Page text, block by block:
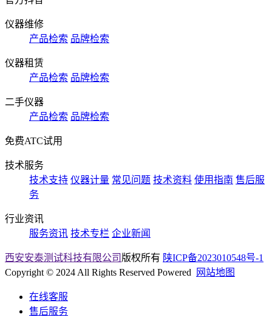
仪器维修
产品检索 品牌检索
仪器租赁
产品检索 品牌检索
二手仪器
产品检索 品牌检索
免费ATC试用
技术服务
技术支持 仪器计量 常见问题 技术资料 使用指南 售后服
务
行业资讯
服务资讯 技术专栏 企业新闻
西安安泰测试科技有限公司 版权所有 陕ICP备2023010548号-1
Copyright © 2024 All Rights Reserved Powered
网站地图
在线客服
售后服务